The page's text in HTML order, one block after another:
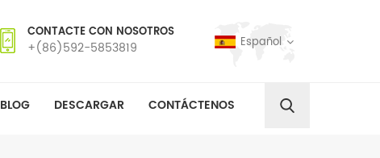
CONTACTE CON NOSOTROS
+(86)592-5853819 Español
BLOG DESCARGAR CONTÁCTENOS